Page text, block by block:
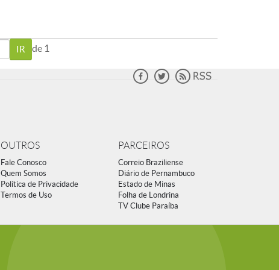
de 1
OUTROS
Fale Conosco
Quem Somos
Política de Privacidade
Termos de Uso
PARCEIROS
Correio Braziliense
Diário de Pernambuco
Estado de Minas
Folha de Londrina
TV Clube Paraíba